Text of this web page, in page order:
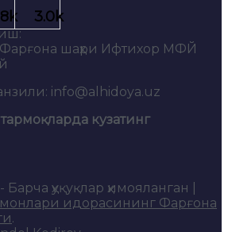
шаҳри Ифтихор МФЙ
info@alhidoya.uz
кузатинг
- Барча ҳуқуқлар ҳимояланган |
идорасининг Фарғона
.